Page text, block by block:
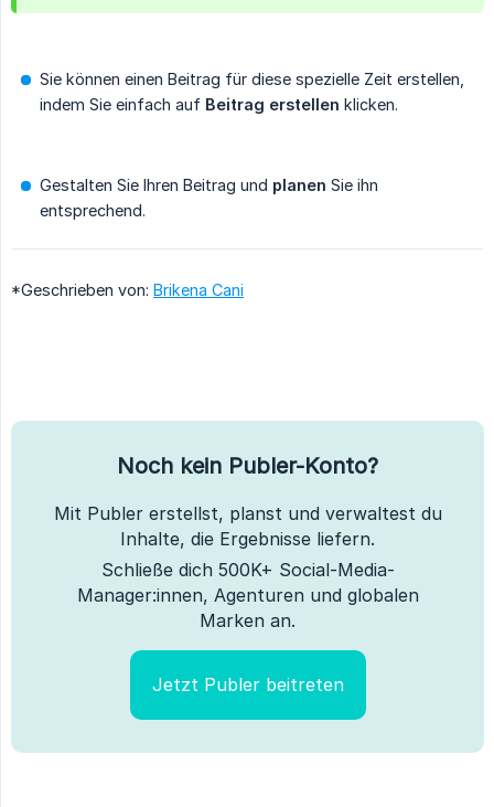
Sie können einen Beitrag für diese spezielle Zeit erstellen,
indem Sie einfach auf Beitrag erstellen klicken.
Gestalten Sie Ihren Beitrag und planen Sie ihn
entsprechend.
*Geschrieben von: Brikena Cani
Noch kein Publer-Konto?
Mit Publer erstellst, planst und verwaltest du
Inhalte, die Ergebnisse liefern.
Schließe dich 500K+ Social-Media-
Manager:innen, Agenturen und globalen
Marken an.
Jetzt Publer beitreten